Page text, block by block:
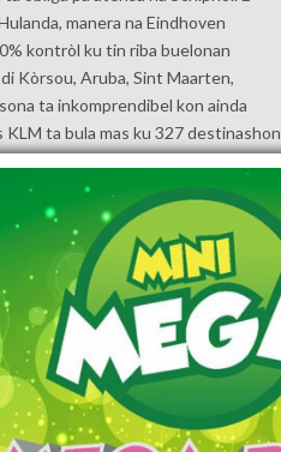
manera na Eindhoven
kontròl ku tin riba buelonan
Kòrsou, Aruba, Sint Maarten,
ta inkomprendibel kon ainda
ta bula mas ku 327 destinashon
for di Turkía, Maroko,
kandidat di droga ta wòrdu
mas ku 20 pèrsona pa nan
paisnan Afrikano pa Hulanda. Tòg
Kòrsou i e echo ku e 100%
di e derecho di hasi pregunta
artíkulo 57 di nos Areglo di
nan plan di bula for di